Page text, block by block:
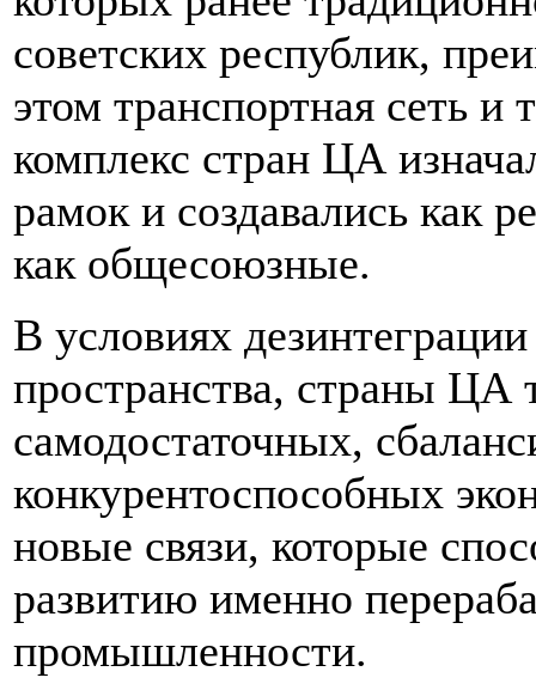
советских республик,
этом транспортная сеть и
комплекс стран ЦА
рамок и создавались как
как общесоюзные.
В условиях
пространства, страны ЦА
самодостаточных,
конкурентоспособных
новые связи, которые
развитию именно
промышленности.